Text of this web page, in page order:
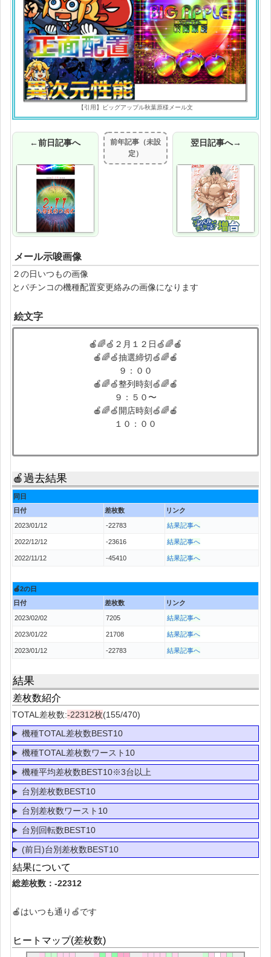
【引用】ビッグアップル秋葉原様メール文
←前日記事へ
前年記事（未設
定）
翌日記事へ→
メール示唆画像
２の日いつもの画像
とパチンコの機種配置変更絡みの画像になります
絵文字
🍎🌈🍏２月１２日🍏🌈🍎
🍎🌈🍏抽選締切🍏🌈🍎
９：００
🍎🌈🍏整列時刻🍏🌈🍎
９：５０〜
🍎🌈🍏開店時刻🍏🌈🍎
１０：００
🍎過去結果
同日
日付
差枚数 リンク
2023/01/12 -22783 結果記事へ
2022/12/12 -23616 結果記事へ
2022/11/12 -45410 結果記事へ
🍎2の日
日付
差枚数 リンク
2023/02/02 7205 結果記事へ
2023/01/22 21708 結果記事へ
2023/01/12 -22783 結果記事へ
結果
差枚数紹介
TOTAL差枚数:-22312枚(155/470)
機種TOTAL差枚数BEST10
機種TOTAL差枚数ワースト10
機種平均差枚数BEST10※3台以上
台別差枚数BEST10
台別差枚数ワースト10
台別回転数BEST10
(前日)台別差枚数BEST10
結果について
総差枚数：-22312
🍎はいつも通り🍏です
ヒートマップ(差枚数)